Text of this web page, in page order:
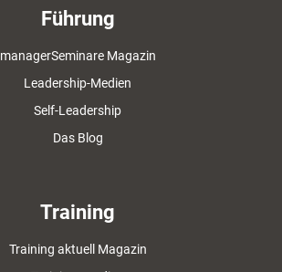
Führung
managerSeminare Magazin
Leadership-Medien
Self-Leadership
Das Blog
Training
Training aktuell Magazin